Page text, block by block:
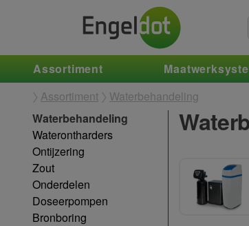
Assortiment
Assortiment
Waterbehandeling
Waterbehandeling
Waterontharders
Ontijzering
Zout
Onderdelen
Doseerpompen
Bronboring